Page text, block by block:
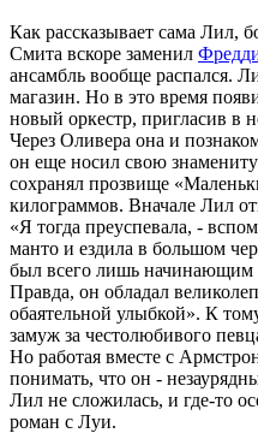
Как рассказывает сама Лил,
Смита вскоре заменил
ансамбль вообще распался.
магазин. Но в это время
новый оркестр, пригласив в
Через Оливера она и
он еще носил свою
сохранял прозвище
килограммов. Вначале Лил
«Я тогда преуспевала, -
манто и ездила в большом
был всего лишь начинающим
Правда, он обладал
обаятельной улыбкой». К
замуж за честолюбивого
Но работая вместе с
понимать, что он -
Лил не сложилась, и где-то
роман с Луи.